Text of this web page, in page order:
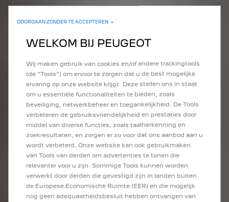
inbegrepen
aankoopprijs
Jaren
aankoopprijs
Jaren
inbegrepen
in de
DOORGAAN ZONDER TE ACCEPTEREN →
WELKOM BIJ PEUGEOT
Wij maken gebruik van cookies en/of andere trackingtools
(de “Tools”) om ervoor te zorgen dat u de best mogelijke
ervaring op onze website krijgt. Deze stellen ons in staat
om u essentiële functionaliteiten te bieden, zoals
beveiliging, netwerkbeheer en toegankelijkheid. De Tools
verbeteren de gebruiksvriendelijkheid en prestaties door
middel van diverse functies, zoals taalherkenning en
zoekresultaten, en zorgen er zo voor dat ons aanbod aan u
wordt verbeterd. Onze website kan ook gebruikmaken
van Tools van derden om advertenties te tonen die
relevanter voor u zijn. Sommige Tools kunnen worden
verwerkt door derden die gevestigd zijn in landen buiten
de Europese Economische Ruimte (EER) en die mogelijk
nog geen adequaatheidsbesluit hebben ontvangen van